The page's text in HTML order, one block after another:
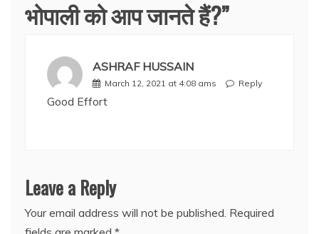
भोपाली को आप जानते हैं?”
ASHRAF HUSSAIN
March 12, 2021 at 4:08 ams Reply
Good Effort
Leave a Reply
Your email address will not be published. Required